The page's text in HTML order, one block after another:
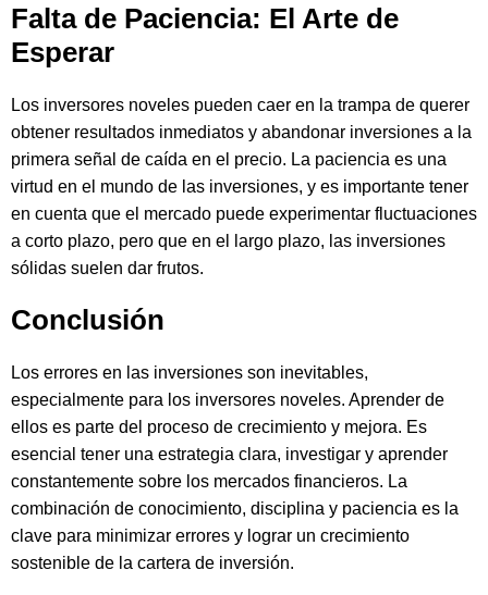
Falta de Paciencia: El Arte de
Esperar
Los inversores noveles pueden caer en la trampa de querer
obtener resultados inmediatos y abandonar inversiones a la
primera señal de caída en el precio. La paciencia es una
virtud en el mundo de las inversiones, y es importante tener
en cuenta que el mercado puede experimentar fluctuaciones
a corto plazo, pero que en el largo plazo, las inversiones
sólidas suelen dar frutos.
Conclusión
Los errores en las inversiones son inevitables,
especialmente para los inversores noveles. Aprender de
ellos es parte del proceso de crecimiento y mejora. Es
esencial tener una estrategia clara, investigar y aprender
constantemente sobre los mercados financieros. La
combinación de conocimiento, disciplina y paciencia es la
clave para minimizar errores y lograr un crecimiento
sostenible de la cartera de inversión.